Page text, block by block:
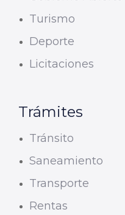
Turismo
Deporte
Licitaciones
Trámites
Tránsito
Saneamiento
Transporte
Rentas